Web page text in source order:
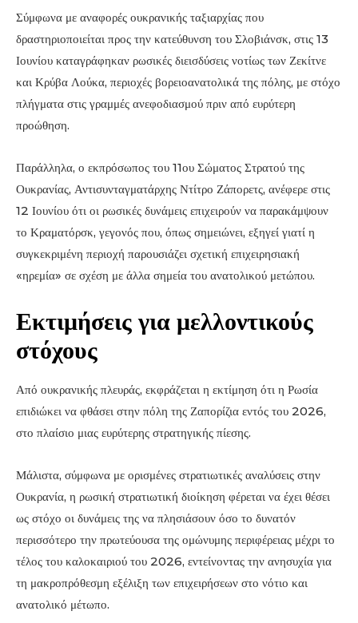
Σύμφωνα με αναφορές ουκρανικής ταξιαρχίας που
δραστηριοποιείται προς την κατεύθυνση του Σλοβιάνσκ, στις 13
Ιουνίου καταγράφηκαν ρωσικές διεισδύσεις νοτίως των Ζεκίτνε
και Κρύβα Λούκα, περιοχές βορειοανατολικά της πόλης, με στόχο
πλήγματα στις γραμμές ανεφοδιασμού πριν από ευρύτερη
προώθηση.
Παράλληλα, ο εκπρόσωπος του 11ου Σώματος Στρατού της
Ουκρανίας, Αντισυνταγματάρχης Ντίτρο Ζάπορετς, ανέφερε στις
12 Ιουνίου ότι οι ρωσικές δυνάμεις επιχειρούν να παρακάμψουν
το Κραματόρσκ, γεγονός που, όπως σημειώνει, εξηγεί γιατί η
συγκεκριμένη περιοχή παρουσιάζει σχετική επιχειρησιακή
«ηρεμία» σε σχέση με άλλα σημεία του ανατολικού μετώπου.
Εκτιμήσεις για μελλοντικούς
στόχους
Από ουκρανικής πλευράς, εκφράζεται η εκτίμηση ότι η Ρωσία
επιδιώκει να φθάσει στην πόλη της Ζαπορίζια εντός του 2026,
στο πλαίσιο μιας ευρύτερης στρατηγικής πίεσης.
Μάλιστα, σύμφωνα με ορισμένες στρατιωτικές αναλύσεις στην
Ουκρανία, η ρωσική στρατιωτική διοίκηση φέρεται να έχει θέσει
ως στόχο οι δυνάμεις της να πλησιάσουν όσο το δυνατόν
περισσότερο την πρωτεύουσα της ομώνυμης περιφέρειας μέχρι το
τέλος του καλοκαιριού του 2026, εντείνοντας την ανησυχία για
τη μακροπρόθεσμη εξέλιξη των επιχειρήσεων στο νότιο και
ανατολικό μέτωπο.